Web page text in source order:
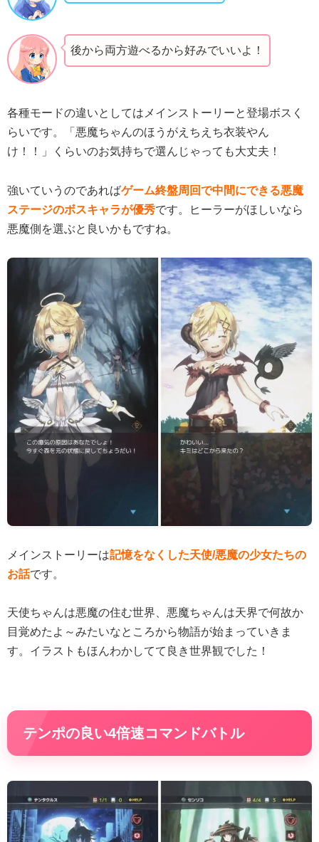
後から両方遊べるから好みでいいよ！
各種モードの違いとしてはメインストーリーと登場ボスく
らいです。「悪魔ちゃんのほうがえちえち衣装やん
け！！」くらいのお気持ちで選んじゃっても大丈夫！
強いていうのであればゲーム終盤周回で中間にできる悪魔
ステージのボスキャラが優秀です。ヒーラーがほしいなら
悪魔側を選ぶと良いかもですね。
メインストーリーは記憶をなくした天使/悪魔の少女たちの
お話です。
天使ちゃんは悪魔の住む世界、悪魔ちゃんは天界で何故か
目覚めたよ～みたいなところから物語が始まっていきま
す。イラストもほんわかしてて良き世界観でした！
テンポの良い4倍速コマンドバトル